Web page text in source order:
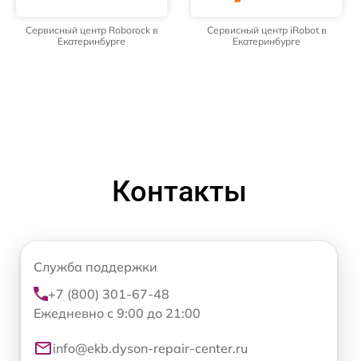
Сервисный центр Roborock в
Екатеринбурге
Сервисный центр iRobot в
Екатеринбурге
Контакты
Служба поддержки
+7 (800) 301-67-48
Ежедневно с 9:00 до 21:00
info@ekb.dyson-repair-center.ru